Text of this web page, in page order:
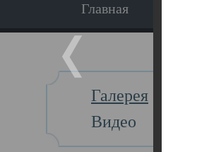
Главная
Галерея
Видео